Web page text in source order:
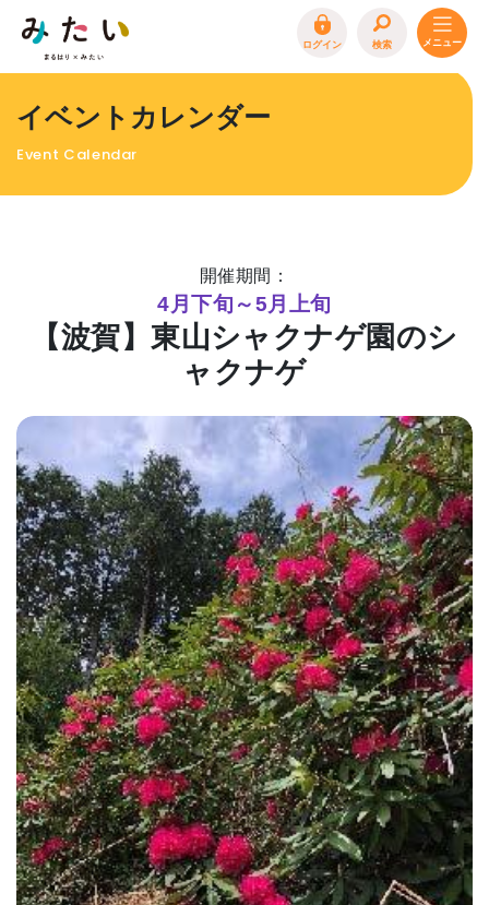
ログイン 検索
特集
まるはり×みたい お問合わせ イベント情報募集
プライバシーポリシー
イベントカレンダー
Event Calendar
開催期間：
4月下旬～5月上旬
【波賀】東⼭シャクナゲ園のシ
ャクナゲ